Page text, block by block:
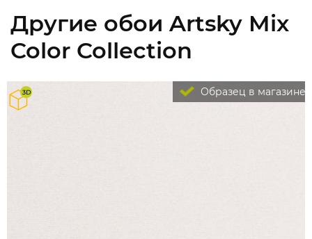
Другие обои Artsky Mix
Color Collection
Образец в магазине